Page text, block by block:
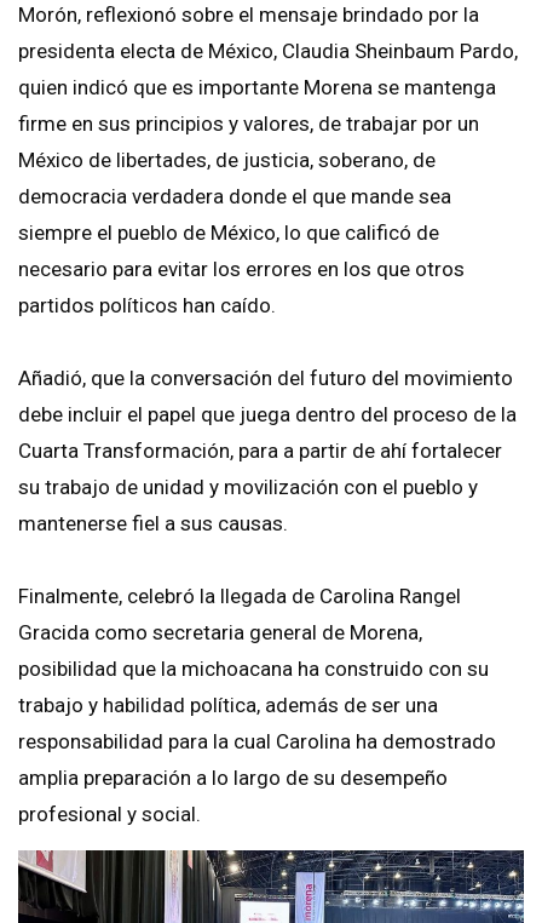
Morón, reflexionó sobre el mensaje brindado por la
presidenta electa de México, Claudia Sheinbaum Pardo,
quien indicó que es importante Morena se mantenga
firme en sus principios y valores, de trabajar por un
México de libertades, de justicia, soberano, de
democracia verdadera donde el que mande sea
siempre el pueblo de México, lo que calificó de
necesario para evitar los errores en los que otros
partidos políticos han caído.
Añadió, que la conversación del futuro del movimiento
debe incluir el papel que juega dentro del proceso de la
Cuarta Transformación, para a partir de ahí fortalecer
su trabajo de unidad y movilización con el pueblo y
mantenerse fiel a sus causas.
Finalmente, celebró la llegada de Carolina Rangel
Gracida como secretaria general de Morena,
posibilidad que la michoacana ha construido con su
trabajo y habilidad política, además de ser una
responsabilidad para la cual Carolina ha demostrado
amplia preparación a lo largo de su desempeño
profesional y social.